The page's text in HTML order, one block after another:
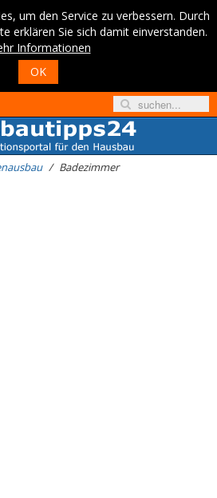
um den Service zu verbessern. Durch
erklären Sie sich damit einverstanden.
Informationen
OK
Badezimmer